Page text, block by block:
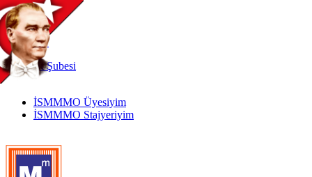
TR
|
EN
İnternetŞubesi
İSMMMO Üyesiyim
İSMMMO Stajyeriyim